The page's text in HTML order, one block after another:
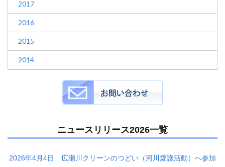
2017
2016
2015
2014
ニュースリリース2026一覧
2026年4月4日 広瀬川クリーンのつどい（河川愛護活動）へ参加